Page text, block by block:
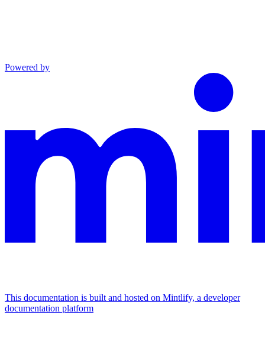
Powered by
This documentation is built and hosted on Mintlify, a developer
documentation platform